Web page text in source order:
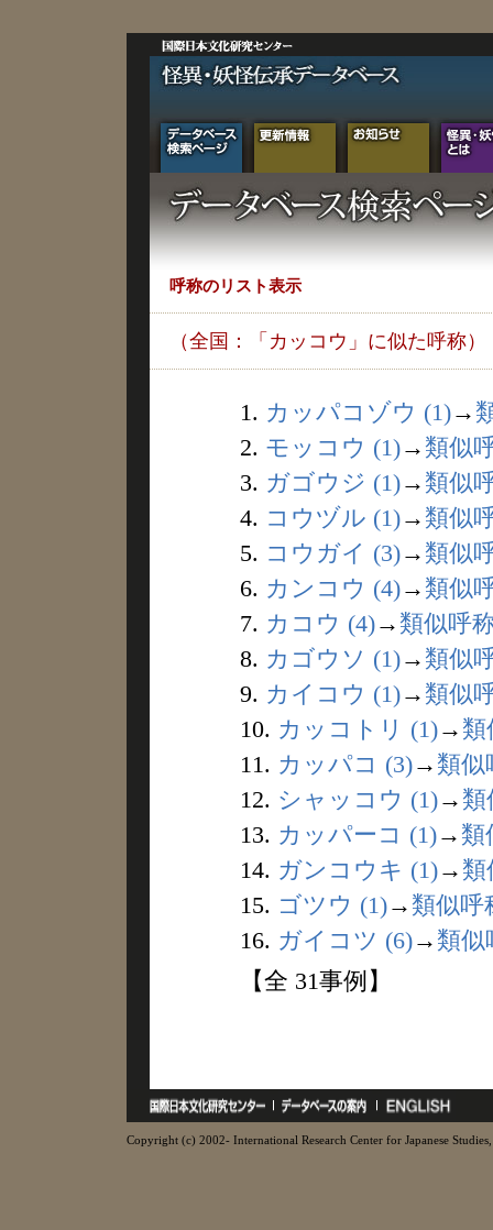
呼称のリスト表示
（全国：「カッコウ」に似た呼称）
1. カッパコゾウ (1)→
2. モッコウ (1)→ 類似
3. ガゴウジ (1)→ 類似
4. コウヅル (1)→ 類似
5. コウガイ (3)→ 類似
6. カンコウ (4)→ 類似
7. カコウ (4)→ 類似呼
8. カゴウソ (1)→ 類似
9. カイコウ (1)→ 類似
10. カッコトリ (1)→ 類
11. カッパコ (3)→ 類似
12. シャッコウ (1)→ 類
13. カッパーコ (1)→ 類
14. ガンコウキ (1)→ 類
15. ゴツウ (1)→ 類似呼
16. ガイコツ (6)→ 類似
【全 31事例】
Copyright (c) 2002- International Research Center for Japanese